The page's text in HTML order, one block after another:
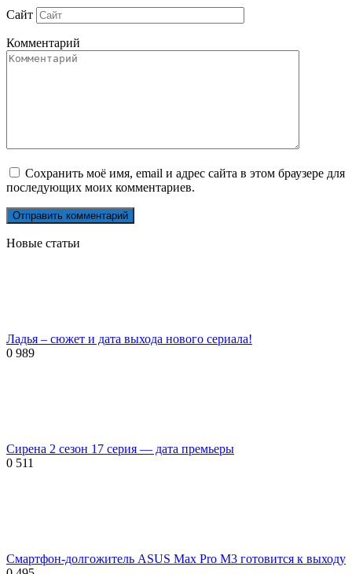
Сайт
Комментарий
Сохранить моё имя, email и адрес сайта в этом браузере для
последующих моих комментариев.
Новые статьи
Ладья – сюжет и дата выхода нового сериала!
0 989
Сирена 2 сезон 17 серия — дата премьеры
0 511
Смартфон-долгожитель ASUS Max Pro M3 готовится к выходу